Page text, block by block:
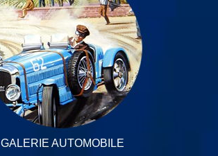
GALERIE AUTOMOBILE